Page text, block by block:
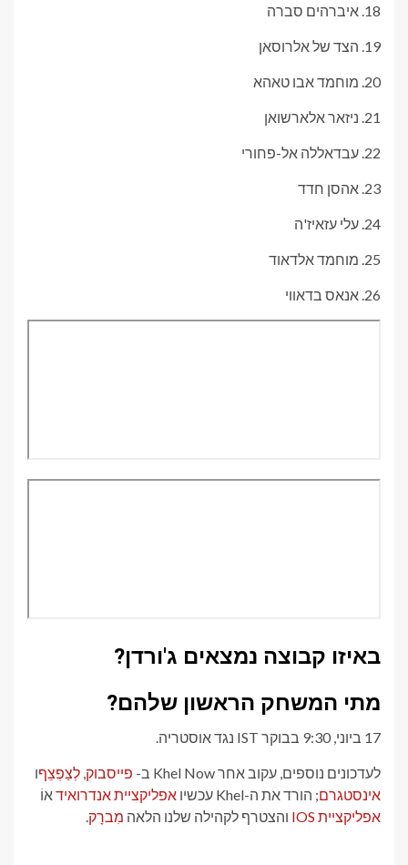
18. איברהים סברה
19. הצד של אלרוסאן
20. מוחמד אבו טאהא
21. ניזאר אלארשואן
22. עבדאללה אל-פחורי
23. אהסן חדד
24. עלי עזאיז'ה
25. מוחמד אלדאוד
26. אנאס בדאווי
באיזו קבוצה נמצאים ג'ורדן?
מתי המשחק הראשון שלהם?
17 ביוני, 9:30 בבוקר IST נגד אוסטריה.
לעדכונים נוספים, עקוב אחר Khel Now ב- פייסבוק, לְצַפְצֵףו
אינסטגרם; הורד את ה-Khel עכשיו אפליקציית אנדרואידאוֹ
אפליקציית IOS
והצטרף לקהילה שלנו הלאה מִברָק.